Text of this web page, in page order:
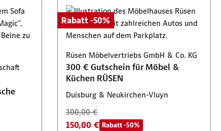
Rabatt -50%
Rüsen Möbelvertriebs GmbH & Co. KG
300 € Gutschein für Möbel &
Küchen RÜSEN
Duisburg & Neukirchen-Vluyn
300,00 €
150,00 € Rabatt -50%